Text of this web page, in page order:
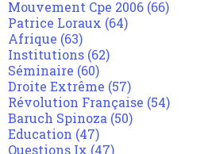
Mouvement Cpe 2006 (66)
Patrice Loraux (64)
Afrique (63)
Institutions (62)
Séminaire (60)
Droite Extrême (57)
Révolution Française (54)
Baruch Spinoza (50)
Education (47)
Questions Ix (47)